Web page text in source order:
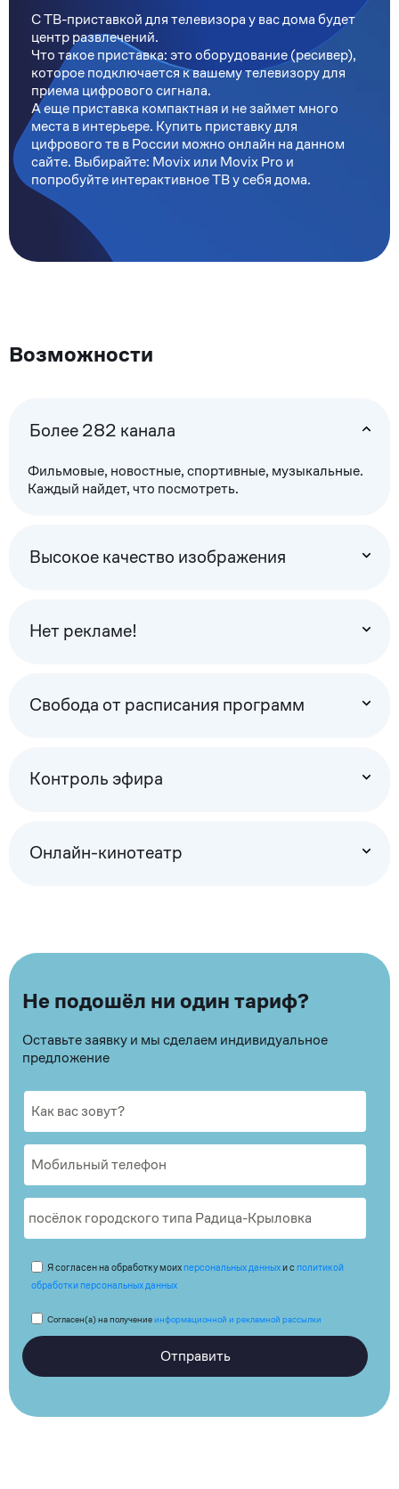
С ТВ-приставкой для телевизора у вас дома будет
центр развлечений.
Что такое приставка: это оборудование (ресивер),
которое подключается к вашему телевизору для
приема цифрового сигнала.
А еще приставка компактная и не займет много
места в интерьере. Купить приставку для
цифрового тв в России можно онлайн на данном
сайте. Выбирайте: Movix или Movix Pro и
попробуйте интерактивное ТВ у себя дома.
Возможности
Более 282 канала
Фильмовые, новостные, спортивные, музыкальные.
Каждый найдет, что посмотреть.
Высокое качество изображения
Нет рекламе!
Свобода от расписания программ
Контроль эфира
Онлайн-кинотеатр
Не подошёл ни один тариф?
Оставьте заявку и мы сделаем индивидуальное
предложение
Я согласен на обработку моих персональных данныхи с политикой
обработки персональных данных
Согласен(а) на получениеинформационной и рекламной рассылки
Отправить